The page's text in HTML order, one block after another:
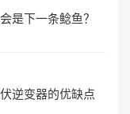
是下一条鲶鱼？
逆变器的优缺点